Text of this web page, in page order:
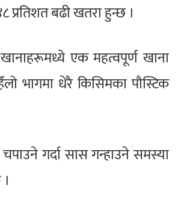
प्रतिशत बढी खतरा हुन्छ ।
खानाहरूमध्ये एक महत्वपूर्ण खाना
भागमा धेरै किसिमका पौस्टिक
गर्दा सास गन्हाउने समस्या